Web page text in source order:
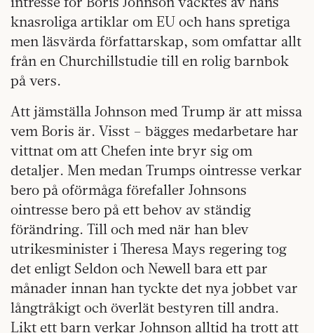
knasroliga artiklar om EU och hans spretiga
men läsvärda författarskap, som omfattar allt
från en Churchillstudie till en rolig barnbok
på vers.
Att jämställa Johnson med Trump är att missa
vem Boris är. Visst – bägges medarbetare har
vittnat om att Chefen inte bryr sig om
detaljer. Men medan Trumps ointresse verkar
bero på oförmåga förefaller Johnsons
ointresse bero på ett behov av ständig
förändring. Till och med när han blev
utrikesminister i Theresa Mays regering tog
det enligt Seldon och Newell bara ett par
månader innan han tyckte det nya jobbet var
långtråkigt och överlät bestyren till andra.
Likt ett barn verkar Johnson alltid ha trott att